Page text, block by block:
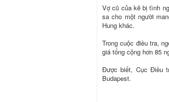
Vợ cũ của kẻ bị tình
sa cho một người
Hung khác.
Trong cuộc điều tra,
giá tổng cộng hơn 85
Ðược biết, Cục Ðiều
Budapest.